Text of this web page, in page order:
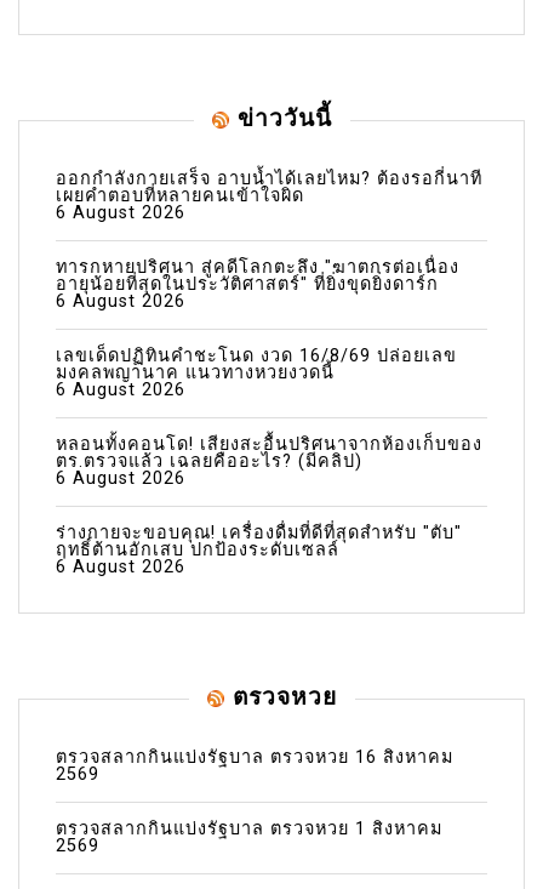
ข่าววันนี้
ออกกำลังกายเสร็จ อาบน้ำได้เลยไหม? ต้องรอกี่นาที
เผยคำตอบที่หลายคนเข้าใจผิด
6 August 2026
ทารกหายปริศนา สู่คดีโลกตะลึง "ฆาตกรต่อเนื่อง
อายุน้อยที่สุดในประวัติศาสตร์" ที่ยิ่งขุดยิ่งดาร์ก
6 August 2026
เลขเด็ดปฏิทินคำชะโนด งวด 16/8/69 ปล่อยเลข
มงคลพญานาค แนวทางหวยงวดนี้
6 August 2026
หลอนทั้งคอนโด! เสียงสะอื้นปริศนาจากห้องเก็บของ
ตร.ตรวจแล้ว เฉลยคืออะไร? (มีคลิป)
6 August 2026
ร่างกายจะขอบคุณ! เครื่องดื่มที่ดีที่สุดสำหรับ "ตับ"
ฤทธิ์ต้านอักเสบ ปกป้องระดับเซลล์
6 August 2026
ตรวจหวย
ตรวจสลากกินแบ่งรัฐบาล ตรวจหวย 16 สิงหาคม
2569
ตรวจสลากกินแบ่งรัฐบาล ตรวจหวย 1 สิงหาคม
2569